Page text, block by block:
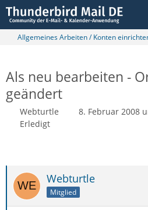
Allgemeines Arbeiten / Konten
Als neu bearbeiten -
geändert
Webturtle 8. Februar 2008
Erledigt
Webturtle
Mitglied